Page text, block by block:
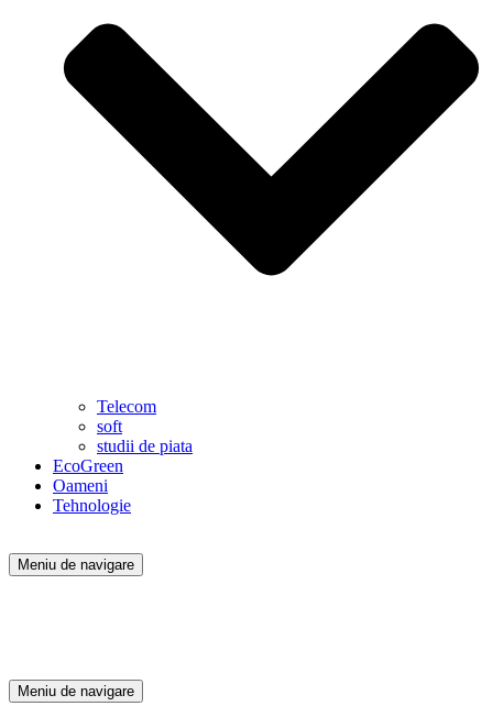
Telecom
soft
studii de piata
EcoGreen
Oameni
Tehnologie
Meniu de navigare
Meniu de navigare